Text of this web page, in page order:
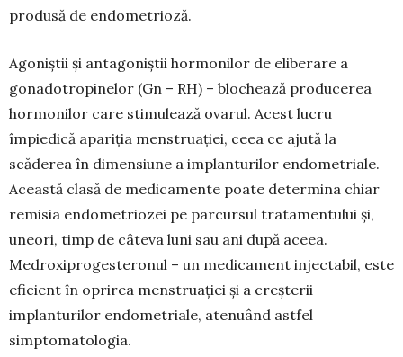
produsă de endometrioză.
Agoniștii și antagoniștii hormonilor de eliberare a
gonadotropinelor (Gn – RH) – blochează produce­rea
hormonilor care stimulează ovarul. Acest lucru
împiedică apariția menstruației, ceea ce ajută la
scăderea în dimensiune a implanturilor endome­triale.
Această clasă de medicamente poate deter­mina chiar
remisia endometriozei pe parcursul tratamentului și,
uneori, timp de câteva luni sau ani după aceea.
Medroxiprogesteronul – un medica­ment injectabil, este
eficient în oprirea menstruației și a creșterii
implanturilor endometriale, atenuând astfel
simptomatologia.